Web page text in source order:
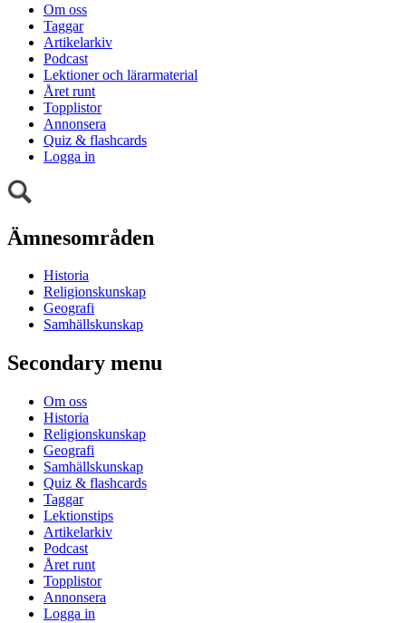
Om oss
Taggar
Artikelarkiv
Podcast
Lektioner och lärarmaterial
Året runt
Topplistor
Annonsera
Quiz & flashcards
Logga in
Ämnesområden
Historia
Religionskunskap
Geografi
Samhällskunskap
Secondary menu
Om oss
Historia
Religionskunskap
Geografi
Samhällskunskap
Quiz & flashcards
Taggar
Lektionstips
Artikelarkiv
Podcast
Året runt
Topplistor
Annonsera
Logga in